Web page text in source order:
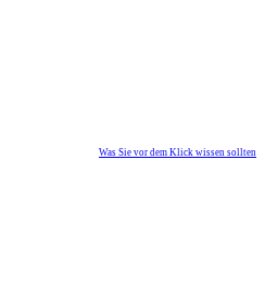
Was Sie vor dem Klick wissen sollten